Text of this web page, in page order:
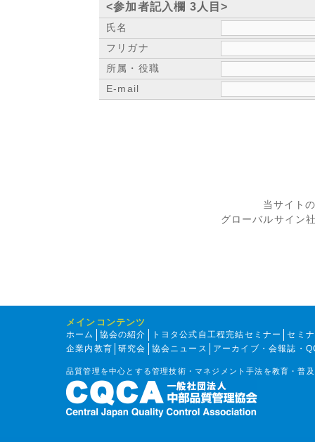
<参加者記入欄 3人目>
氏名
フリガナ
所属・役職
E-mail
当サイト
グローバルサイン
メインコンテンツ
ホーム 協会の紹介 トヨタ公式自工程完結セミナー
セミ
企業内教育
研究会 協会ニュース アーカイブ・会報誌・
品質管理を中心とする管理技術・マネジメント手法を教育・普